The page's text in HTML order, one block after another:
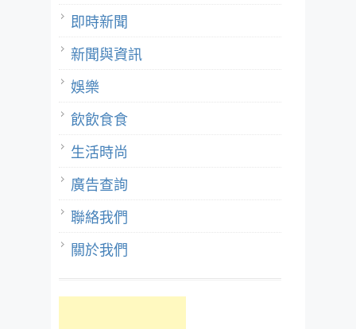
即時新聞
新聞與資訊
娛樂
飲飲食食
生活時尚
廣告查詢
聯絡我們
關於我們